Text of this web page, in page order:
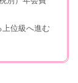
位級へ進む